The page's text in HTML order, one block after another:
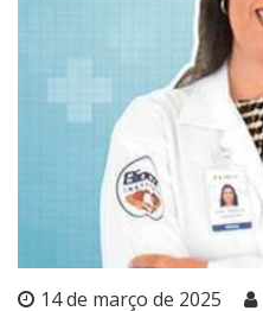
14 de março de 2025